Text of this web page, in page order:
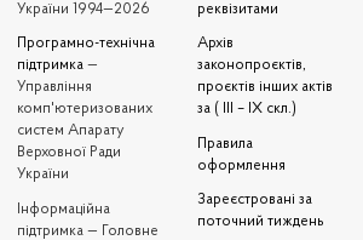
України 1994—2026
Програмно-технічна
підтримка —
Управління
комп'ютеризованих
систем Апарату
Верховної Ради
України
Iнформаційна
підтримка — Головне
реквізитами
Архів
законопроєктів,
проєктів інших актів
за ( III – IX скл.)
Правила
оформлення
Зареєстровані за
поточний тиждень